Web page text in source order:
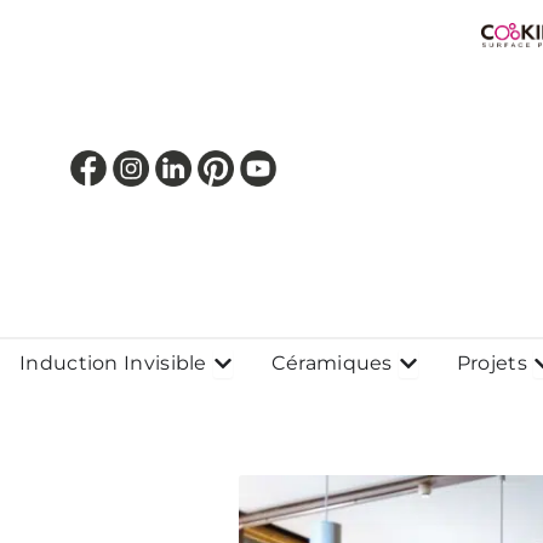
Induction Invisible Ouvrir Induction Invisible
Céramiques OuvrirProjets